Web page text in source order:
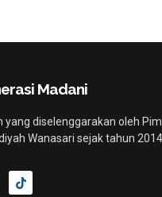
Madani
yang diselenggarakan oleh
Wanasari sejak tahun 2014
T
i